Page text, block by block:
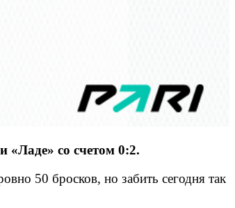
«Ладе» со счетом 0:2.
50 бросков, но забить сегодня так